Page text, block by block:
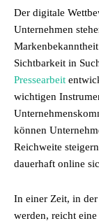
Der digitale
Unternehmen
Sichtbarkeit in
Pressearbeit
wichtigen
können
Reichweite
dauerhaft online
In einer Zeit, in
werden, reicht